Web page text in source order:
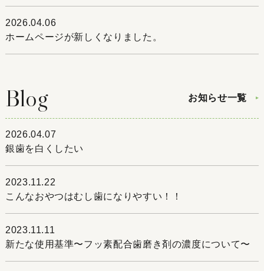
2026.04.06
ホームページが新しくなりました。
Blog お知らせ一覧
2026.04.07
銀歯を白くしたい
2023.11.22
こんなおやつはむし歯になりやすい！！
2023.11.11
新たな使用基準〜フッ素配合歯磨き剤の濃度について〜